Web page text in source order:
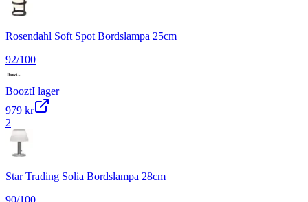
Rosendahl Soft Spot Bordslampa 25cm
92/100
BooztI lager
979 kr
2
Star Trading Solia Bordslampa 28cm
90/100